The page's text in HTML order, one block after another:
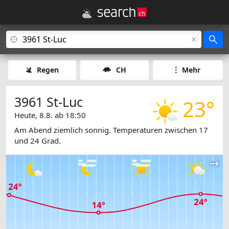
Regen CH Mehr
23°
3961 St-Luc
Heute, 8.8. ab 18:50
Am Abend ziemlich sonnig. Temperaturen zwischen 17
und 24 Grad.